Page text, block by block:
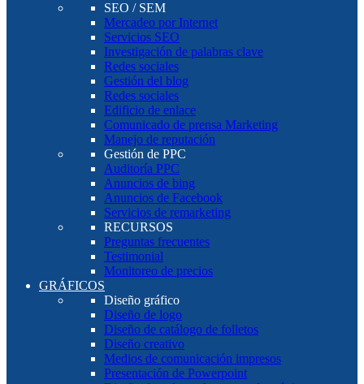
SEO / SEM
Mercadeo por Internet
Servicios SEO
Investigación de palabras clave
Redes sociales
Gestión del blog
Redes sociales
Edificio de enlace
Comunicado de prensa Marketing
Manejo de reputación
Gestión de PPC
Auditoría PPC
Anuncios de bing
Anuncios de Facebook
Servicios de remarketing
RECURSOS
Preguntas frecuentes
Testimonial
Monitoreo de precios
GRÁFICOS
Diseño gráfico
Diseño de logo
Diseño de catálogo de folletos
Diseño creativo
Medios de comunicación impresos
Presentación de Powerpoint